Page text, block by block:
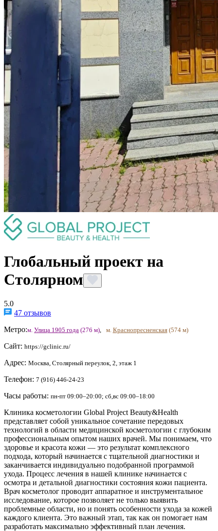
Глобальный проект на
Столярном
5.0
47 отзывов
Метро:м. Улица 1905 года (276 м) м. Краснопресненская(574 м)
Сайт: https://gclinic.ru/
Адрес: Москва, Столярный переулок, 2, этаж 1
Телефон: 7 (916) 446-24-23
Часы работы: пн-пт 09:00–20:00; сб,вс 09:00–18:00
Клиника косметологии Global Project Beauty&Health
представляет собой уникальное сочетание передовых
технологий в области медицинской косметологии с глубоким
профессиональным опытом наших врачей. Мы понимаем, что
здоровье и красота кожи — это результат комплексного
подхода, который начинается с тщательной диагностики и
заканчивается индивидуально подобранной программой
ухода. Процесс лечения в нашей клинике начинается с
осмотра и детальной диагностики состояния кожи пациента.
Врач косметолог проводит аппаратное и инструментальное
исследование, которое позволяет не только выявить
проблемные области, но и понять особенности ухода за кожей
каждого клиента. Это важный этап, так как он помогает нам
разработать максимально эффективный план лечения.